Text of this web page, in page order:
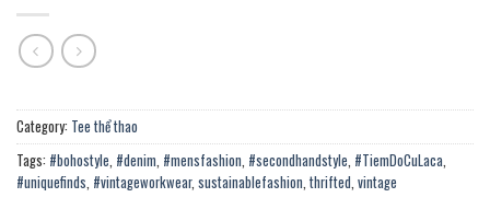
Category: Tee thể thao
Tags: #bohostyle #denim #mensfashion #secondhandstyle #TiemDoCuLaca
#uniquefinds #vintageworkwear, sustainablefashion thrifted vintage